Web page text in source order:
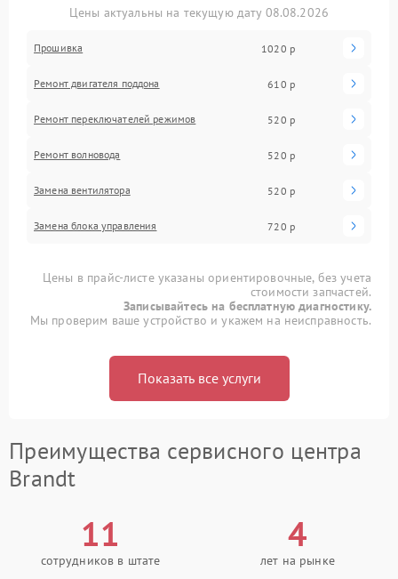
Цены актуальны на текущую дату 08.08.2026
Прошивка 1020 р
Ремонт двигателя поддона 610 р
Ремонт переключателей режимов 520 р
Ремонт волновода 520 р
Замена вентилятора 520 р
Замена блока управления 720 р
Цены в прайс-листе указаны ориентировочные, без учета
стоимости запчастей.
Записывайтесь на бесплатную диагностику.
Мы проверим ваше устройство и укажем на неисправность.
Показать все услуги
Преимущества сервисного центра
Brandt
11
сотрудников в штате
4
лет на рынке